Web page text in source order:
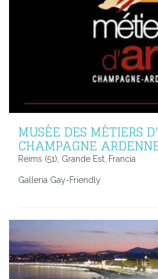
MUSÉE DES MÉTIERS
CHAMPAGNE
Reims (51), Grande Est, Francia
Galleria Gay-Friendly